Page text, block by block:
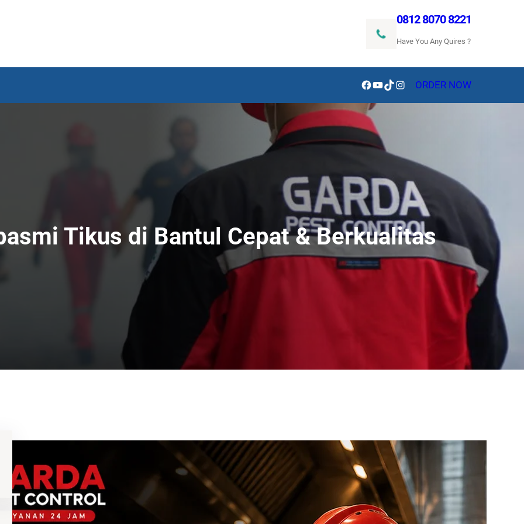
0812 8070 8221
Have You Any Quires ?
Facebook
YouTube
TikTokInstagramORDER NOW
Tikus di Bantul Cepat & Berkualitas